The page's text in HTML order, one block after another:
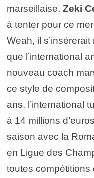
marseillaise, Zeki
à tenter pour ce
Weah, il
que l’international
nouveau coach
ce style de
ans, l’international
à 14 millions
saison avec la
en Ligue des
toutes compétitions